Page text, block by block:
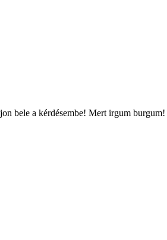
bele a kérdésembe! Mert irgum burgum!